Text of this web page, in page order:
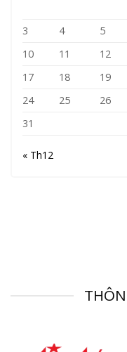
3
4 5
10
11 12
17
18 19
24
25 26
31
« Th12